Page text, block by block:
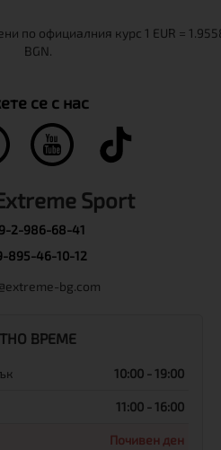
се с нас
Sport
2-986-68-41
895-46-10-12
bg.com
ВРЕМЕ
10:00 - 19:00
11:00 - 16:00
Почивен ден